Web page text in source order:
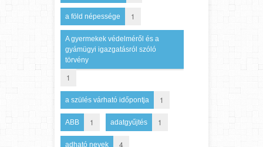
a föld népessége 1
A gyermekek védelméről és a
gyámügyi igazgatásról szóló
törvény
1
a szülés várható időpontja 1
ABB 1 adatgyűjtés 1
adható nevek 4